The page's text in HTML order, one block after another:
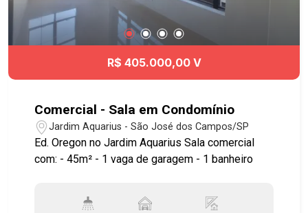
R$ 405.000,00 V
Comercial - Sala em Condomínio
Jardim Aquarius - São José dos Campos/SP
Ed. Oregon no Jardim Aquarius Sala comercial
com: - 45m² - 1 vaga de garagem - 1 banheiro